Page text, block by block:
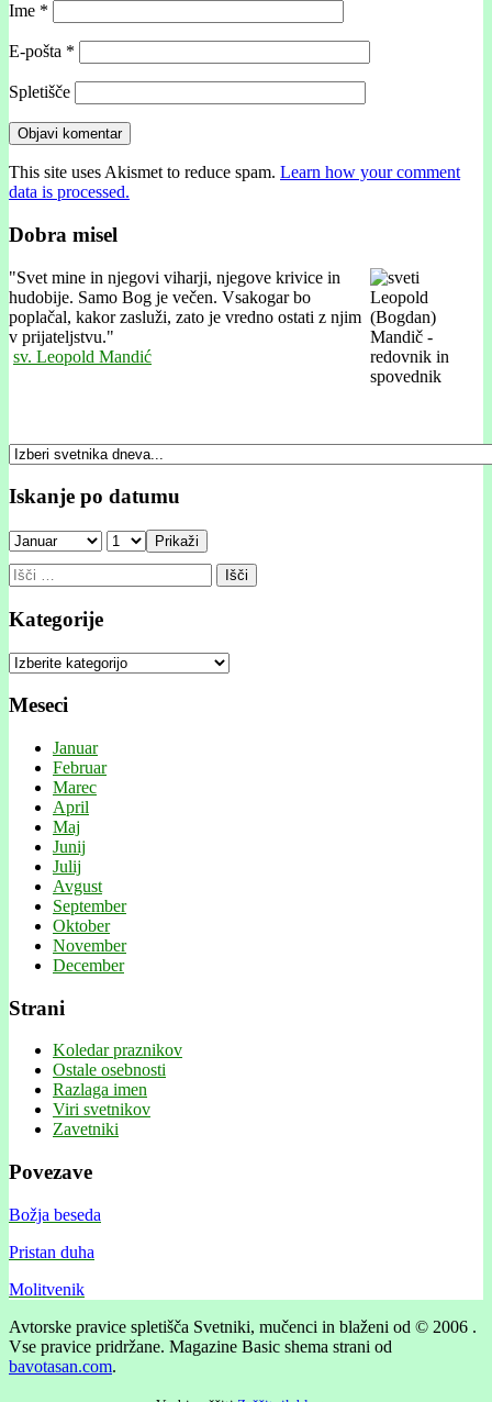
Ime *
E-pošta *
Spletišče
This site uses Akismet to reduce spam. Learn how your comment
data is processed.
Dobra misel
"Svet mine in njegovi viharji, njegove krivice in
hudobije. Samo Bog je večen. Vsakogar bo
poplačal, kakor zasluži, zato je vredno ostati z njim
v prijateljstvu."
sv. Leopold Mandić
Iskanje po datumu
Prikaži
Išči:
Kategorije
Kategorije
Meseci
Januar
Februar
Marec
April
Maj
Junij
Julij
Avgust
September
Oktober
November
December
Strani
Koledar praznikov
Ostale osebnosti
Razlaga imen
Viri svetnikov
Zavetniki
Povezave
Božja beseda
Pristan duha
Molitvenik
Avtorske pravice spletišča Svetniki, mučenci in blaženi od © 2006 .
Vse pravice pridržane. Magazine Basic shema strani od
bavotasan.com.